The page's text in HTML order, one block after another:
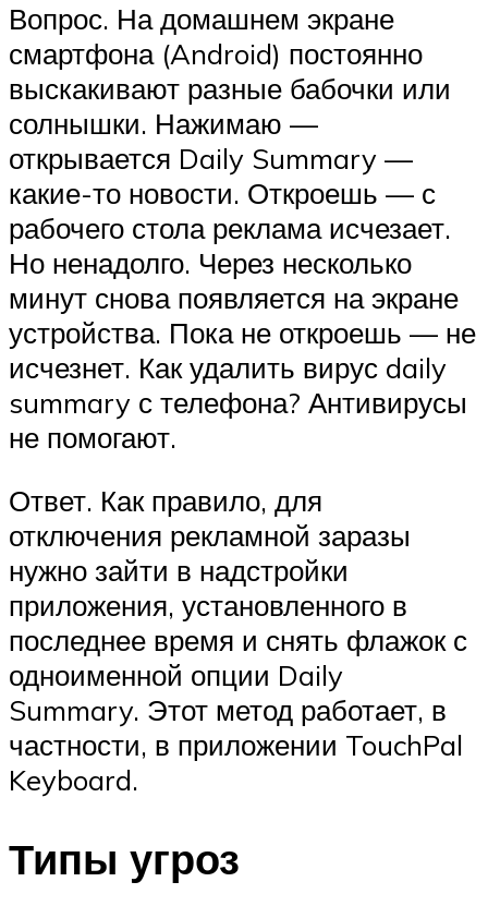
Вопрос. На домашнем экране
смартфона (Android) постоянно
выскакивают разные бабочки или
солнышки. Нажимаю —
открывается Daily Summary —
какие-то новости. Откроешь — с
рабочего стола реклама исчезает.
Но ненадолго. Через несколько
минут снова появляется на экране
устройства. Пока не откроешь — не
исчезнет. Как удалить вирус daily
summary с телефона? Антивирусы
не помогают.
Ответ. Как правило, для
отключения рекламной заразы
нужно зайти в надстройки
приложения, установленного в
последнее время и снять флажок с
одноименной опции Daily
Summary. Этот метод работает, в
частности, в приложении TouchPal
Keyboard.
Типы угроз